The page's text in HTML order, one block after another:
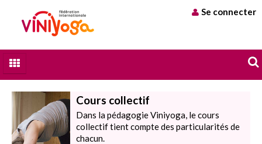
Se connecter
A chacun son Yoga
Stages et formations
Cours collectif
Dans la pédagogie Viniyoga, le cours
collectif tient compte des particularités de
chacun.